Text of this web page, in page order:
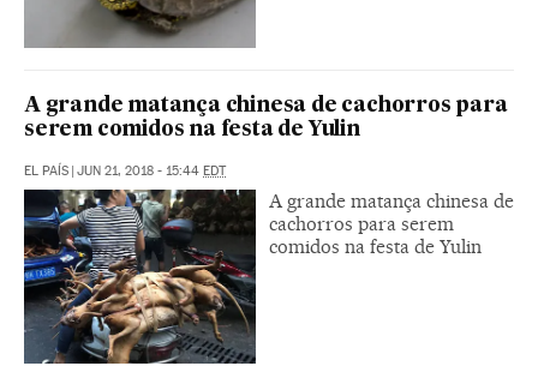
A grande matança chinesa de cachorros para
serem comidos na festa de Yulin
EL PAÍS | JUN 21, 2018 - 15:44 EDT
A grande matança chinesa de
cachorros para serem
comidos na festa de Yulin